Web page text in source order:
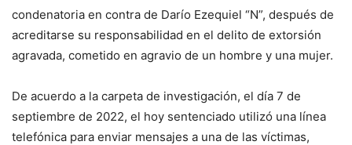
condenatoria en contra de Darío Ezequiel “N”, después de
acreditarse su responsabilidad en el delito de extorsión
agravada, cometido en agravio de un hombre y una mujer.
De acuerdo a la carpeta de investigación, el día 7 de
septiembre de 2022, el hoy sentenciado utilizó una línea
telefónica para enviar mensajes a una de las víctimas,